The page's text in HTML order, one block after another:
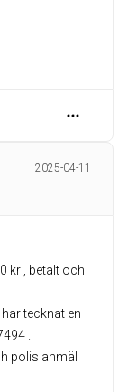
2025-04-11
kr , betalt och
tecknat en
.
polis anmäl